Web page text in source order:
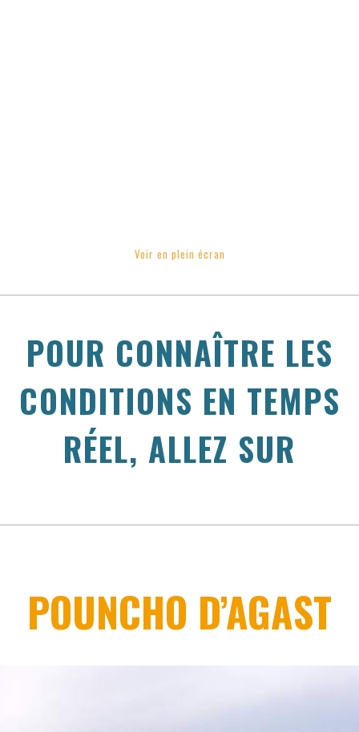
Voir en plein écran
POUR CONNAÎTRE LES
CONDITIONS EN TEMPS
RÉEL, ALLEZ SUR
POUNCHO D’AGAST